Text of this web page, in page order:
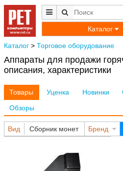
Каталог
Каталог > Торговое оборудование
Аппараты для продажи
описания, характеристики
Товары Уценка Новинки
Обзоры
Вид Сборник монет Бренд